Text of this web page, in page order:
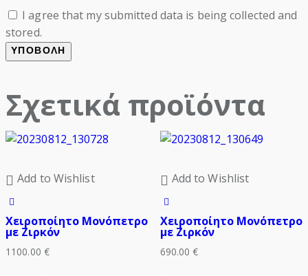
I agree that my submitted data is being collected and
stored.
Σχετικά προϊόντα
Add to Wishlist
Χειροποίητο Μονόπετρο
με Ζιρκόν
1100.00 €
Add to Wishlist
Χειροποίητο Μονόπετρο
με Ζιρκόν
690.00€